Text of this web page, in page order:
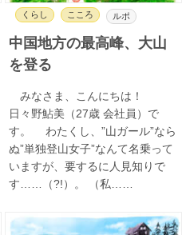
くらし こころ ルポ
中国地方の最高峰、大山
を登る
みなさま、こんにちは！
日々野鮎美（27歳 会社員）で
す。 わたくし、”山ガール”なら
ぬ”単独登山女子”なんて名乗って
いますが、要するに人見知りで
す……（?!）。 （私……